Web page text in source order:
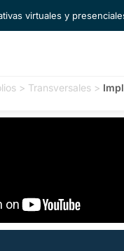
virtuales y
> Transversales >